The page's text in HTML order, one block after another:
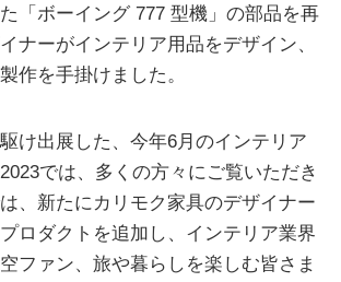
「ボーイング 777 型機」の部品を再
ナーがインテリア用品をデザイン、
作を手掛けました。
け出展した、今年6月のインテリア
では、多くの方々にご覧いただき
、新たにカリモク家具のデザイナー
ロダクトを追加し、インテリア業界
ファン、旅や暮らしを楽しむ皆さま